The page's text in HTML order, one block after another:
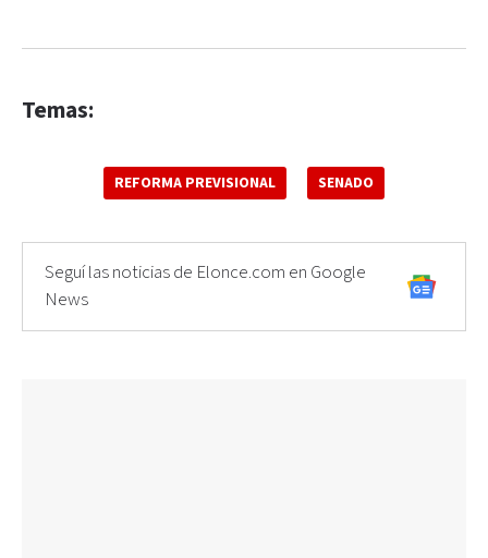
Temas:
REFORMA PREVISIONAL SENADO
Seguí las noticias de Elonce.com en Google
News